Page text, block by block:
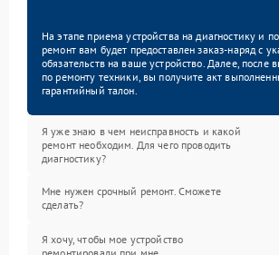
На этапе приема устройства на диагностику и
ремонт вам будет предоставлен заказ-наряд с
обязательств на ваше устройство. Далее, после
по ремонту техники, вы получите акт
гарантийный талон.
Я уже знаю в чем неисправность и какой
ремонт необходим. Для чего проводить
диагностику?
Мне нужен срочный ремонт. Сможете
сделать?
Я хочу, чтобы мое устройство